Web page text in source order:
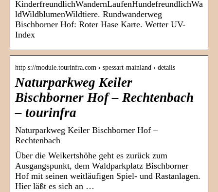
KinderfreundlichWandernLaufenHundefreundlichWa
ldWildblumenWildtiere. Rundwanderweg
Bischborner Hof: Roter Hase Karte. Wetter UV-
Index
http s://module.tourinfra.com › spessart-mainland › details
Naturparkweg Keiler
Bischborner Hof – Rechtenbach
– tourinfra
Naturparkweg Keiler Bischborner Hof –
Rechtenbach
Über die Weikertshöhe geht es zurück zum
Ausgangspunkt, dem Waldparkplatz Bischborner
Hof mit seinen weitläufigen Spiel- und Rastanlagen.
Hier läßt es sich an …